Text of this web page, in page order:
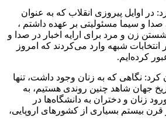
اوایل پیروزی انقلاب که به عنوان
و سیما مسئولیتی بر عهده داشتم ،
زن و مرد برای ارایه اخبار در صدا و
شبهه وارد می‌کردند که امروز
کرده‌ایم.
نگاهی که به زنان وجود داشت، تنها
جهان شاهد چنین روندی هستیم، به
زنان و دختران به دانشگاه‌ها در
قرن بیستم بسیاری از کشورهای اروپایی،